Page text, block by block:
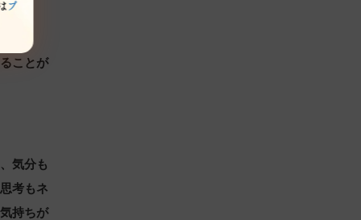
ことが
気分も
考もネ
持ちが
プ